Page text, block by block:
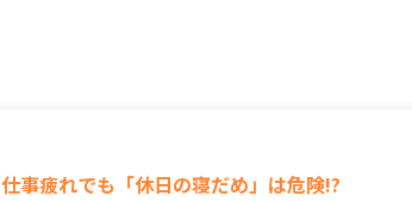
仕事疲れでも「休日の寝だめ」は危険!?